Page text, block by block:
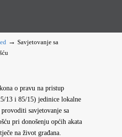
→ Savjetovanje sa
o pravu na pristup
13 i 85/15) jedinice lokalne
provoditi savjetovanje sa
pri donošenju općih akata
na život građana.